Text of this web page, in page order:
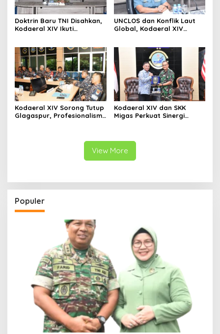
Doktrin Baru TNI Disahkan,
Kodaeral XIV Ikuti
UNCLOS dan Konflik Laut
Global, Kodaeral XIV
Kodaeral XIV Sorong Tutup
Glagaspur, Profesionalisme
Kodaeral XIV dan SKK
Migas Perkuat Sinergi
View More
Populer